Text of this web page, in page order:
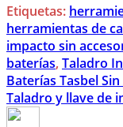
Etiquetas:
herramientas de
impacto sin
baterías, Taladro
Baterías Tasbel
Taladro y llave de